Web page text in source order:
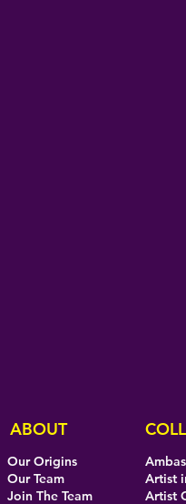
ABOUT
Our Origins
Our Team
Join The Team
Artist
Artist